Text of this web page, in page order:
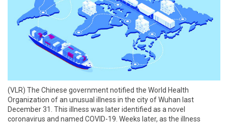
(VLR) The Chinese government notified the World Health
Organization of an unusual illness in the city of Wuhan last
December 31. This illness was later identified as a novel
coronavirus and named COVID-19. Weeks later, as the illness